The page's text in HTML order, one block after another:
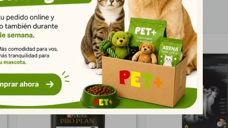
que te pueden interesar